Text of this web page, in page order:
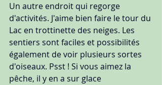
Un autre endroit qui regorge
d'activités. J'aime bien faire le tour du
Lac en trottinette des neiges. Les
sentiers sont faciles et possibilités
également de voir plusieurs sortes
d'oiseaux. Psst ! Si vous aimez la
pêche, il y en a sur glace